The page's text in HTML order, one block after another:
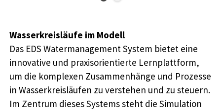
Wasserkreisläufe im Modell
Das EDS Watermanagement System bietet eine
innovative und praxisorientierte Lernplattform,
um die komplexen Zusammenhänge und Prozesse
in Wasserkreisläufen zu verstehen und zu steuern.
Im Zentrum dieses Systems steht die Simulation